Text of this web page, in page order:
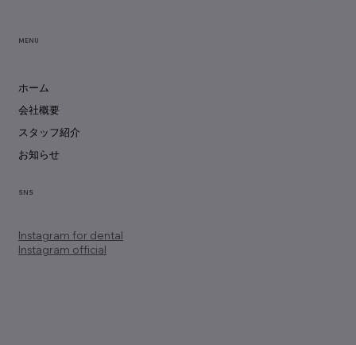
Instagram for dental
Instagram official
SNS
ホーム
会社概要
スタッフ紹介
お知らせ
MENU